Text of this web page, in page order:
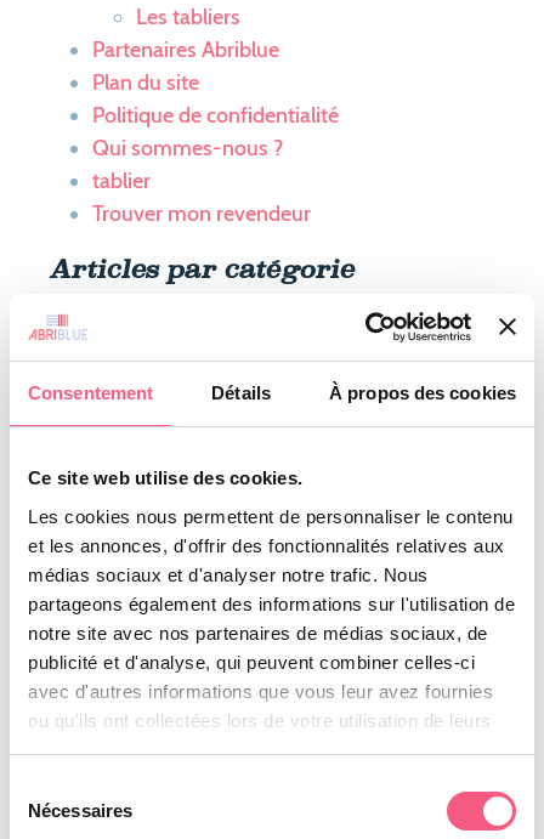
Consentement Détails À propos des cookies
Ce site web utilise des cookies.
Les cookies nous permettent de personnaliser le contenu
et les annonces, d'offrir des fonctionnalités relatives aux
médias sociaux et d'analyser notre trafic. Nous
partageons également des informations sur l'utilisation de
notre site avec nos partenaires de médias sociaux, de
publicité et d'analyse, qui peuvent combiner celles-ci
avec d'autres informations que vous leur avez fournies
ou qu'ils ont collectées lors de votre utilisation de leurs
services.
Nécessaires
Les tabliers
Partenaires Abriblue
Plan du site
Politique de confidentialité
Qui sommes-nous ?
tablier
Trouver mon revendeur
Articles par catégorie
Abriblue Assist
Organisation estivale du groupe
Nextpool
Pool Priority Abriblue
Interview dans le journal « Le
Progrés »
Guides
y
Profils
Particulier